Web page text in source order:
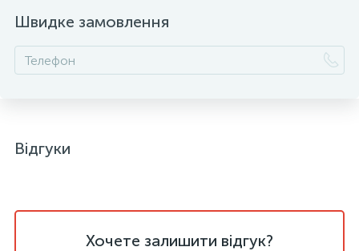
Швидке замовлення
Відгуки
Хочете залишити відгук?